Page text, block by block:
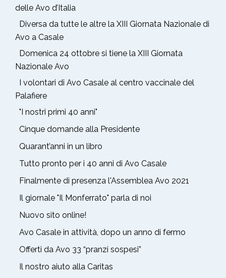
delle Avo d’Italia
Diversa da tutte le altre la XIII Giornata Nazionale di
Avo a Casale
Domenica 24 ottobre si tiene la XIII Giornata
Nazionale Avo
I volontari di Avo Casale al centro vaccinale del
Palafiere
"I nostri primi 40 anni"
Cinque domande alla Presidente
Quarant’anni in un libro
Tutto pronto per i 40 anni di Avo Casale
Finalmente di presenza l'Assemblea Avo 2021
Il giornale "Il Monferrato" parla di noi
Nuovo sito online!
Avo Casale in attività, dopo un anno di fermo
Offerti da Avo 33 “pranzi sospesi”
Il nostro aiuto alla Caritas